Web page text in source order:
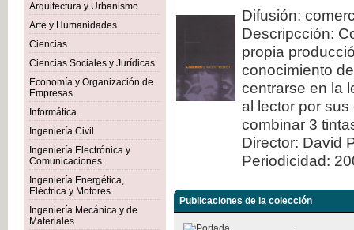
Arquitectura y Urbanismo
Arte y Humanidades
Ciencias
Ciencias Sociales y Jurídicas
Economía y Organización de
Empresas
Informática
Ingeniería Civil
Ingeniería Electrónica y
Comunicaciones
Ingeniería Energética,
Eléctrica y Motores
Ingeniería Mecánica y de
Materiales
Difusión:
Descripcción:
propia
conocimiento
centrarse en la
al lector por
combinar 3
Director: David
Periodicidad:
Publicaciones de la colección